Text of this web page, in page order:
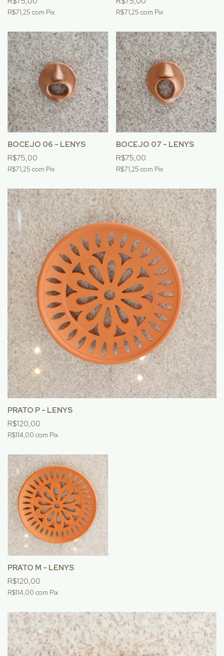
R$71,25 com Pix R$71,25 com Pix
BOCEJO 06 - LENYS
R$75,00
R$71,25 com Pix
BOCEJO 07 - LENYS
R$75,00
R$71,25 com Pix
PRATO P - LENYS
R$120,00
R$114,00 com Pix
PRATO M - LENYS
R$120,00
R$114,00 com Pix